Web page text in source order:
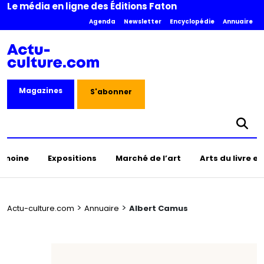
Le média en ligne des Éditions Faton
Agenda Newsletter Encyclopédie Annuaire
Magazines S'abonner
Expositions Marché de l’art Arts du livre
Actu-culture.com > Annuaire > Albert Camus